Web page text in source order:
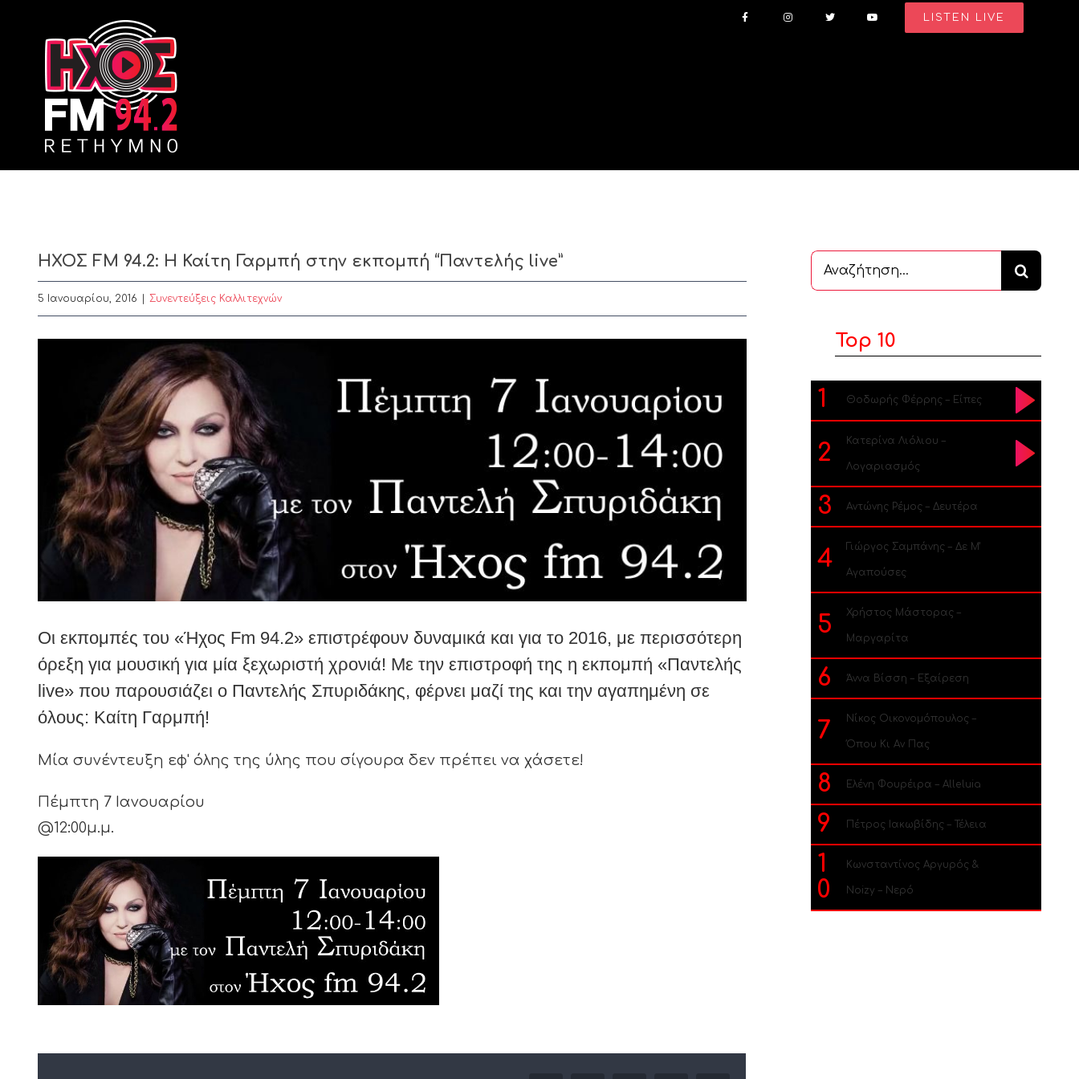
LISTEN LIVE
ΗΧΟΣ FM 94.2: Η Καίτη Γαρμπή στην εκπομπή “Παντελής live”
5 Ιανουαρίου, 2016 Συνεντεύξεις Καλλιτεχνών
Οι εκπομπές του «Ήχος Fm 94.2» επιστρέφουν δυναμικά και για το 2016, με περισσότερη
όρεξη για μουσική για μία ξεχωριστή χρονιά! Με την επιστροφή της η εκπομπή «Παντελής
live» που παρουσιάζει ο Παντελής Σπυριδάκης, φέρνει μαζί της και την αγαπημένη σε
όλους: Καίτη Γαρμπή!
Μία συνέντευξη εφ' όλης της ύλης που σίγουρα δεν πρέπει να χάσετε!
Πέμπτη 7 Ιανουαρίου
@12:00μ.μ.
Αναζήτηση
...
Top 10
1 Θοδωρής Φέρρης – Είπες
2 Κατερίνα Λιόλιου –
Λογαριασμός
3 Αντώνης Ρέμος – Δευτέρα
4 Γιώργος Σαμπάνης – Δε Μ’
Αγαπούσες
5 Χρήστος Μάστορας –
Μαργαρίτα
6 Άννα Βίσση – Εξαίρεση
7 Νίκος Οικονομόπουλος –
Όπου Κι Αν Πας
8 Ελένη Φουρέιρα – Alleluia
9 Πέτρος Ιακωβίδης – Τέλεια
1
0
Κωνσταντίνος Αργυρός &
Noizy – Νερό